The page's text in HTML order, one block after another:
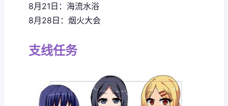
8月21日：海流水浴
8月28日：烟火大会
支线任务